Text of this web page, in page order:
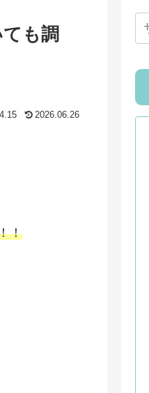
も調
2026.06.26
！